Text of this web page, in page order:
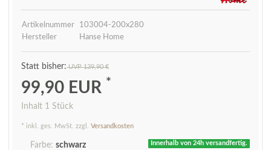
Artikelnummer
103004-200x280
Hersteller
Hanse Home
UVP 139,90 €
99,90 EUR *
Inhalt 1 Stück
* inkl. ges. MwSt. zzgl. Versandkosten
Innerhalb von 24h versandfertig.
Farbe: schwarz